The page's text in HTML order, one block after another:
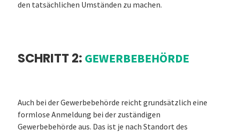
den tatsächlichen Umständen zu machen.
SCHRITT 2: GEWERBEBEHÖRDE
Auch bei der Gewerbebehörde reicht grundsätzlich eine
formlose Anmeldung bei der zuständigen
Gewerbebehörde aus. Das ist je nach Standort des